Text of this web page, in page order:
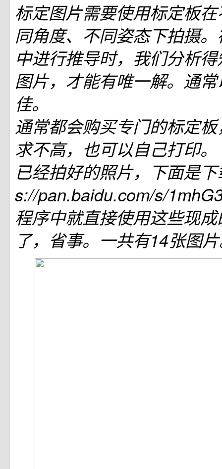
标定图片需要使用标定板
同角度、不同姿态下拍摄
中进行推导时，我们分析
图片，才能有唯一解。通
佳。
通常都会购买专门的标定
求不高，也可以自己打印
已经拍好的照片，下面是
s://pan.baidu.com/s/
程序中就直接使用这些现
了，省事。一共有14张图